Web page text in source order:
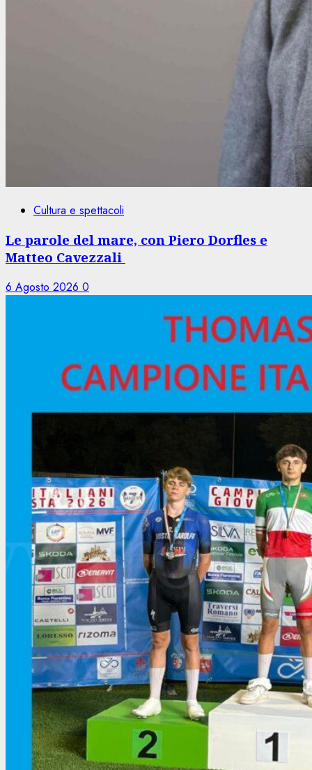
Cultura e spettacoli
Le parole del mare, con Piero Dorfles e
Matteo Cavezzali
6 Agosto 2026 0